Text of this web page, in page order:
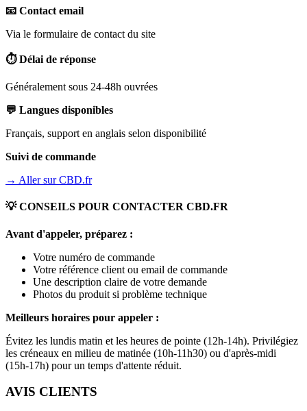
📧 Contact email
Via le formulaire de contact du site
⏱️ Délai de réponse
Généralement sous 24-48h ouvrées
💬 Langues disponibles
Français, support en anglais selon disponibilité
Suivi de commande
→ Aller surCBD.fr
💡 CONSEILS POUR CONTACTER CBD.FR
Avant d'appeler, préparez :
Votre numéro de commande
Votre référence client ou email de commande
Une description claire de votre demande
Photos du produit si problème technique
Meilleurs horaires pour appeler :
Évitez les lundis matin et les heures de pointe (12h-14h). Privilégiez
les créneaux en milieu de matinée (10h-11h30) ou d'après-midi
(15h-17h) pour un temps d'attente réduit.
AVIS CLIENTS